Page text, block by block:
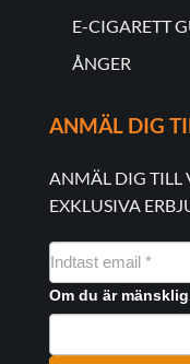
E-CIGARETT
ÅNGER
ANMÄL DIG
ANMÄL DIG TILL
EXKLUSIVA
NYHEDSMAIL
FORMULAR
Om du är